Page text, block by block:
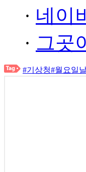
· 네이
· 그곳
#기상청#월요일